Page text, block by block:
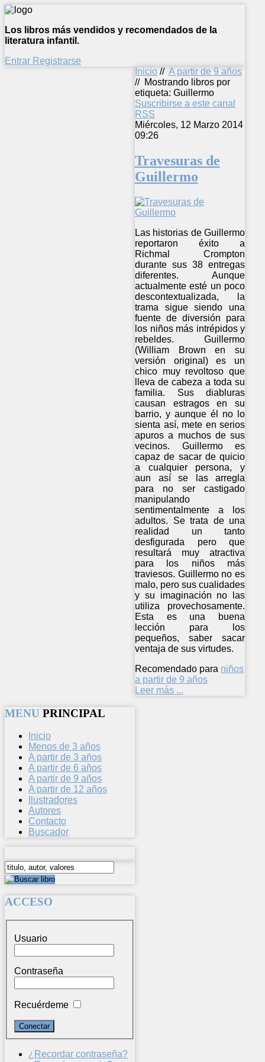
Los libros más vendidos y recomendados de la
literatura infantil.
Entrar Registrarse
Inicio // A partir de 9 años
// Mostrando libros por
etiqueta: Guillermo
Suscribirse a este canal
RSS
Miércoles, 12 Marzo 2014
09:26
Travesuras de
Guillermo
Las historias de Guillermo
reportaron éxito a
Richmal Crompton
durante sus 38 entregas
diferentes. Aunque
actualmente esté un poco
descontextualizada, la
trama sigue siendo una
fuente de diversión para
los niños más intrépidos y
rebeldes. Guillermo
(William Brown en su
versión original) es un
chico muy revoltoso que
lleva de cabeza a toda su
familia. Sus diabluras
causan estragos en su
barrio, y aunque él no lo
sienta así, mete en serios
apuros a muchos de sus
vecinos. Guillermo es
capaz de sacar de quicio
a cualquier persona, y
aun así se las arregla
para no ser castigado
manipulando
sentimentalmente a los
adultos. Se trata de una
realidad un tanto
desfigurada pero que
resultará muy atractiva
para los niños más
traviesos. Guillermo no es
malo, pero sus cualidades
y su imaginación no las
utiliza provechosamente.
Esta es una buena
lección para los
pequeños, saber sacar
ventaja de sus virtudes.
Recomendado para niños
a partir de 9 años
Leer más ...
MENU PRINCIPAL
Inicio
Menos de 3 años
A partir de 3 años
A partir de 6 años
A partir de 9 años
A partir de 12 años
Ilustradores
Autores
Contacto
Buscador
ACCESO
Usuario
Contraseña
Recuérdeme
¿Recordar contraseña?